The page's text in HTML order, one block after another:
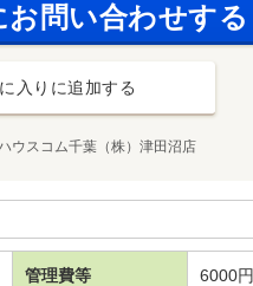
お問い合わせする
入りに追加する
ウスコム千葉（株）津田沼店
管理費等 6000円